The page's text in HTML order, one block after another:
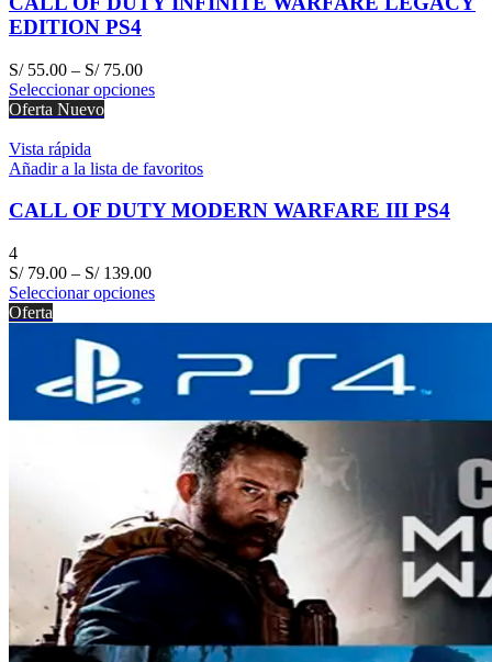
EDITION PS4
S/55.00 – S/75.00
Seleccionar opciones
Oferta Nuevo
Vista rápida
Añadir a la lista de favoritos
CALL OF DUTY MODERN WARFARE III PS4
4
S/79.00 – S/139.00
Seleccionar opciones
Oferta